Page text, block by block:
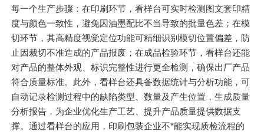
每一个生产步骤：在印刷环节，看样台可实时检测图文套印精
度与颜色一致性，避免因油墨配比不当导致的批量色差；在模
切环节，其高精度视觉定位功能可精细识别模切位置偏差，防
止因裁切不准造成的产品报废；在成品检验环节，看样台还能
对产品的整体外观、标识完整性进行更全检测，确保出厂产品
符合质量标准。此外，看样台还具备数据统计与分析功能，可
自动记录检测过程中的缺陷类型、数量及产生位置，生成质量
分析报告，为企业优化生产工艺、提升产品质量提供数据支
撑。通过看样台的应用，印刷包装企业不*能实现质检流程的